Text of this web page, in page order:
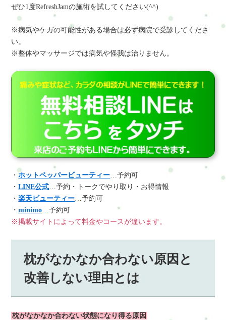
ぜひ1度RefreshJamの施術を試してください(^^)
※病気やケガの可能性がある場合は必ず病院で受診してくださ
い。
※整体やマッサージでは病気や怪我は治りません。
・ホットペッパービューティー …予約可
・LINE公式 …予約・トークでやり取り・お得情報
・楽天ビューティー …予約可
・minimo …予約可
※掲載サイトによって料金やコースが違います。
枕がなかなか合わない原因と
改善しない理由とは
枕がなかなか合わない状態になり得る原因